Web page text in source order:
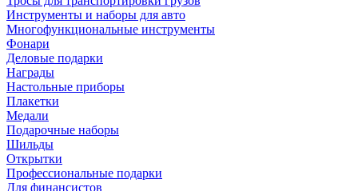
Инструменты и наборы для авто
Многофункциональные инструменты
Фонари
Деловые подарки
Награды
Настольные приборы
Плакетки
Медали
Подарочные наборы
Шильды
Открытки
Профессиональные подарки
Для финансистов